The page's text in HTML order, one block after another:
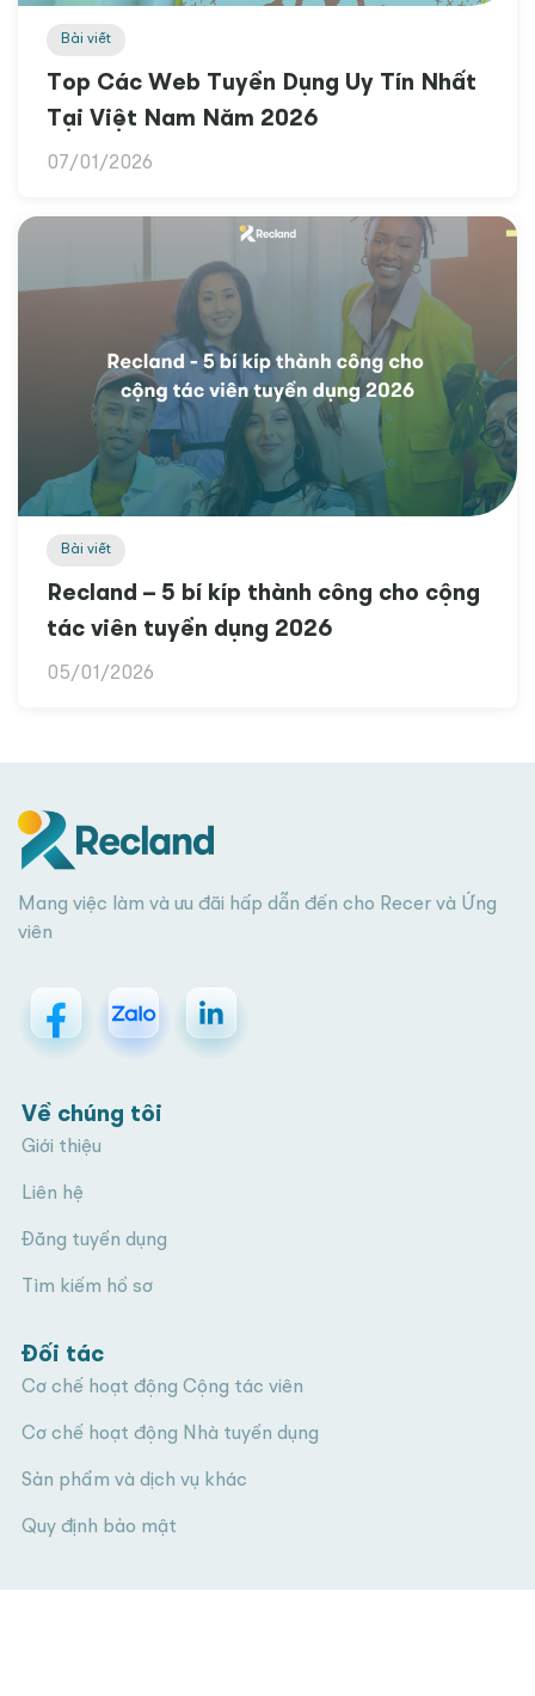
Bài viết
Top Các Web Tuyển Dụng Uy Tín Nhất
Tại Việt Nam Năm 2026
07/01/2026
Bài viết
Recland – 5 bí kíp thành công cho cộng
tác viên tuyển dụng 2026
05/01/2026
Mang việc làm và ưu đãi hấp dẫn đến cho Recer và Ứng
viên
Về chúng tôi
Giới thiệu
Liên hệ
Đăng tuyển dụng
Tìm kiếm hồ sơ
Đối tác
Cơ chế hoạt động Cộng tác viên
Cơ chế hoạt động Nhà tuyển dụng
Sản phẩm và dịch vụ khác
Quy định bảo mật